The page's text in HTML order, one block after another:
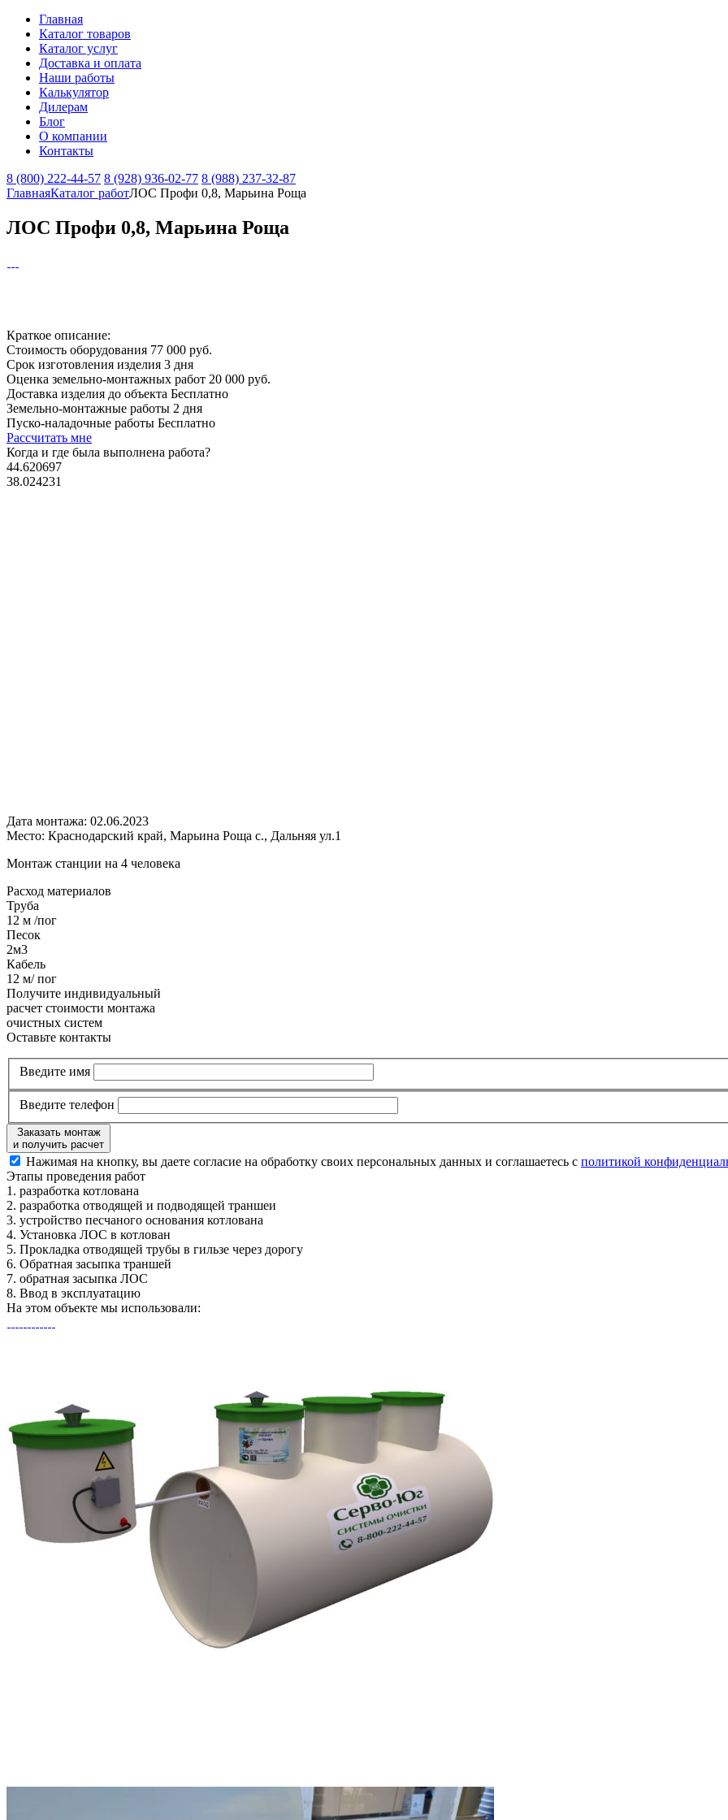
Главная
Каталог товаров
Каталог услуг
Доставка и оплата
Наши работы
Калькулятор
Дилерам
Блог
О компании
Контакты
8 (800) 222-44-57 8 (928) 936-02-77 8 (988) 237-32-87
ГлавнаяКаталог работЛОС Профи 0,8, Марьина Роща
ЛОС Профи 0,8, Марьина Роща
Краткое описание:
Стоимость оборудования 77 000 руб.
Срок изготовления изделия 3 дня
Оценка земельно-монтажных работ 20 000 руб.
Доставка изделия до объекта Бесплатно
Земельно-монтажные работы 2 дня
Пуско-наладочные работы Бесплатно
Рассчитать мне
Когда и где была выполнена работа?
44.620697
38.024231
Дата монтажа: 02.06.2023
Место: Краснодарский край, Марьина Роща с., Дальняя ул.1
Монтаж станции на 4 человека
Расход материалов
Труба
12 м /пог
Песок
2м3
Кабель
12 м/ пог
Получите индивидуальный
расчет стоимости монтажа
очистных систем
Оставьте контакты
Введите имя
Введите телефон
Заказать монтаж
и получить расчет
Нажимая на кнопку, вы даете согласие на обработку своих персональных данных и соглашаетесь с политикой
Этапы проведения работ
1. разработка котлована
2. разработка отводящей и подводящей траншеи
3. устройство песчаного основания котлована
4. Установка ЛОС в котлован
5. Прокладка отводящей трубы в гильзе через дорогу
6. Обратная засыпка траншей
7. обратная засыпка ЛОС
8. Ввод в эксплуатацию
На этом объекте мы использовали: